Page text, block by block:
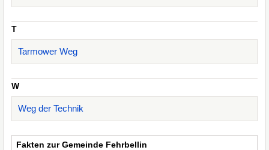
T
Tarmower Weg
W
Weg der Technik
Fakten zur Gemeinde Fehrbellin